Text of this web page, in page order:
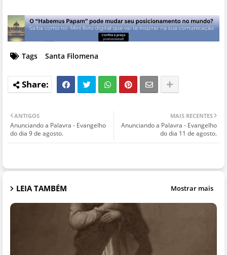
Tags Santa Filomena
MAIS RECENTES
Anunciando a Palavra - Evangelho
do dia 11 de agosto.
ANTIGOS
Anunciando a Palavra - Evangelho
do dia 9 de agosto.
LEIA TAMBÉM Mostrar mais